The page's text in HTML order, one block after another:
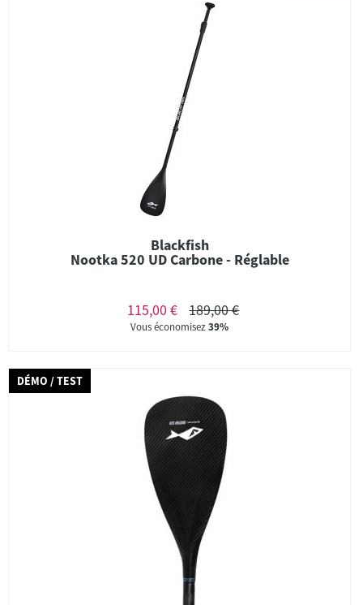
Blackfish
Nootka 520 UD Carbone - Réglable
115,00 € 189,00 €
Vous économisez39%
DÉMO / TEST